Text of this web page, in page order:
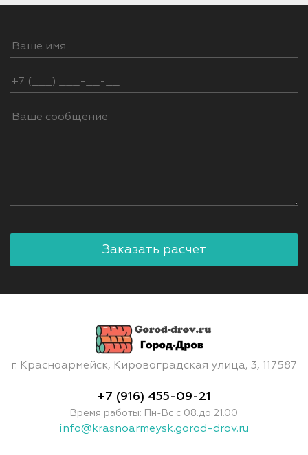
г. Красноармейск, Кировоградская улица, 3, 117587
+7 (916) 455-09-21
Время работы: Пн-Вс с 08.до 21.00
info@krasnoarmeysk.gorod-drov.ru